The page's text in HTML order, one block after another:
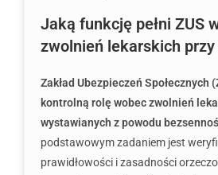
Jaką funkcję pełni ZUS
zwolnień lekarskich przy
Zakład Ubezpieczeń Społecznych
kontrolną rolę wobec zwolnień
wystawianych z powodu
podstawowym zadaniem jest
prawidłowości i zasadności